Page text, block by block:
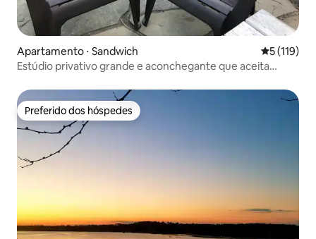
Apartamento ⋅ Sandwich 5 de uma
5 (119)
Estúdio privativo grande e aconchegante que aceita
Preferido dos hóspedes
Preferido dos hóspedes